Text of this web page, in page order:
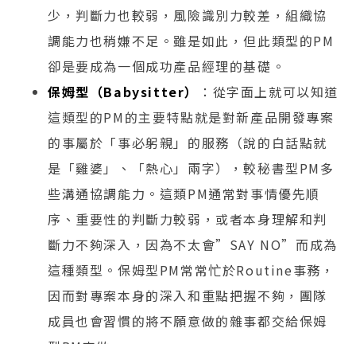
少，判斷力也較弱，風險識別力較差，組織協
調能力也稍嫌不足。雖是如此，但此類型的PM
卻是要成為一個成功產品經理的基礎。
保姆型（Babysitter）
：從字面上就可以知道
這類型的PM的主要特點就是對新產品開發專案
的事屬於「事必躬親」的服務（說的白話點就
是「雞婆」、「熱心」兩字），較秘書型PM多
些溝通協調能力。這類PM通常對事情優先順
序、重要性的判斷力較弱，或者本身理解和判
斷力不夠深入，因為不太會”SAY NO”而成為
這種類型。保姆型PM常常忙於Routine事務，
因而對專案本身的深入和重點把握不夠，團隊
成員也會習慣的將不願意做的雜事都交給保姆